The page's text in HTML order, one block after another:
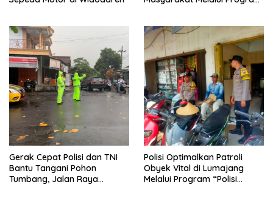
Gerak Cepat Polisi dan TNI
Bantu Tangani Pohon
Tumbang, Jalan Raya
Polisi Optimalkan Patroli
Obyek Vital di Lumajang
Melalui Program “Polisi